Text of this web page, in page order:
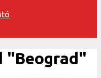
"Beograd"